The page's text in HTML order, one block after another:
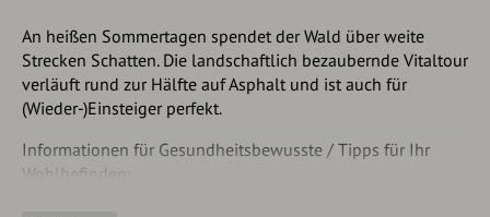
An heißen Sommertagen spendet der Wald über weite
Strecken Schatten. Die landschaftlich bezaubernde Vitaltour
verläuft rund zur Hälfte auf Asphalt und ist auch für
(Wieder-)Einsteiger perfekt.
Informationen für Gesundheitsbewusste / Tipps für Ihr
Wohlbefinden: